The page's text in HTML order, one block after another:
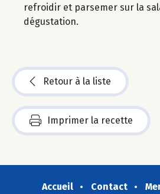
refroidir et parsemer sur la
dégustation.
Retour à la liste
Imprimer la recette
Accueil Contact